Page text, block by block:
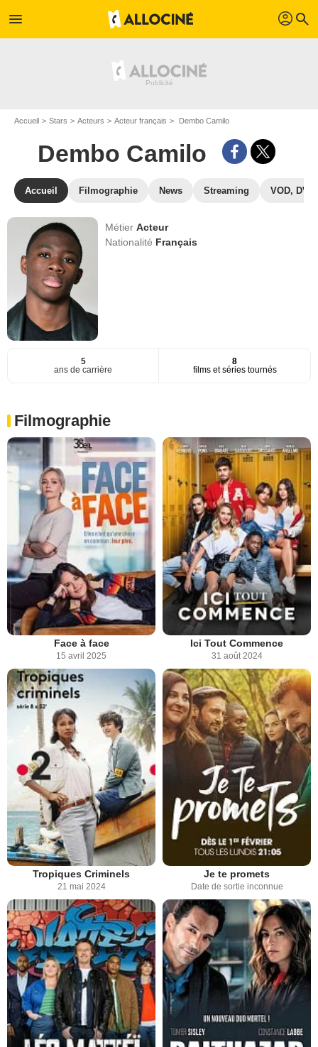
menu profil search
Accueil Stars Acteurs Acteur français Dembo Camilo
Dembo Camilo
Accueil Filmographie News Streaming VOD, DVD
MétierActeur
Nationalité Français
5
ans de carrière
8
films et séries tournés
Filmographie
Face à face
15 avril 2025
Ici Tout Commence
31 août 2024
Tropiques Criminels
21 mai 2024
Je te promets
Date de sortie inconnue